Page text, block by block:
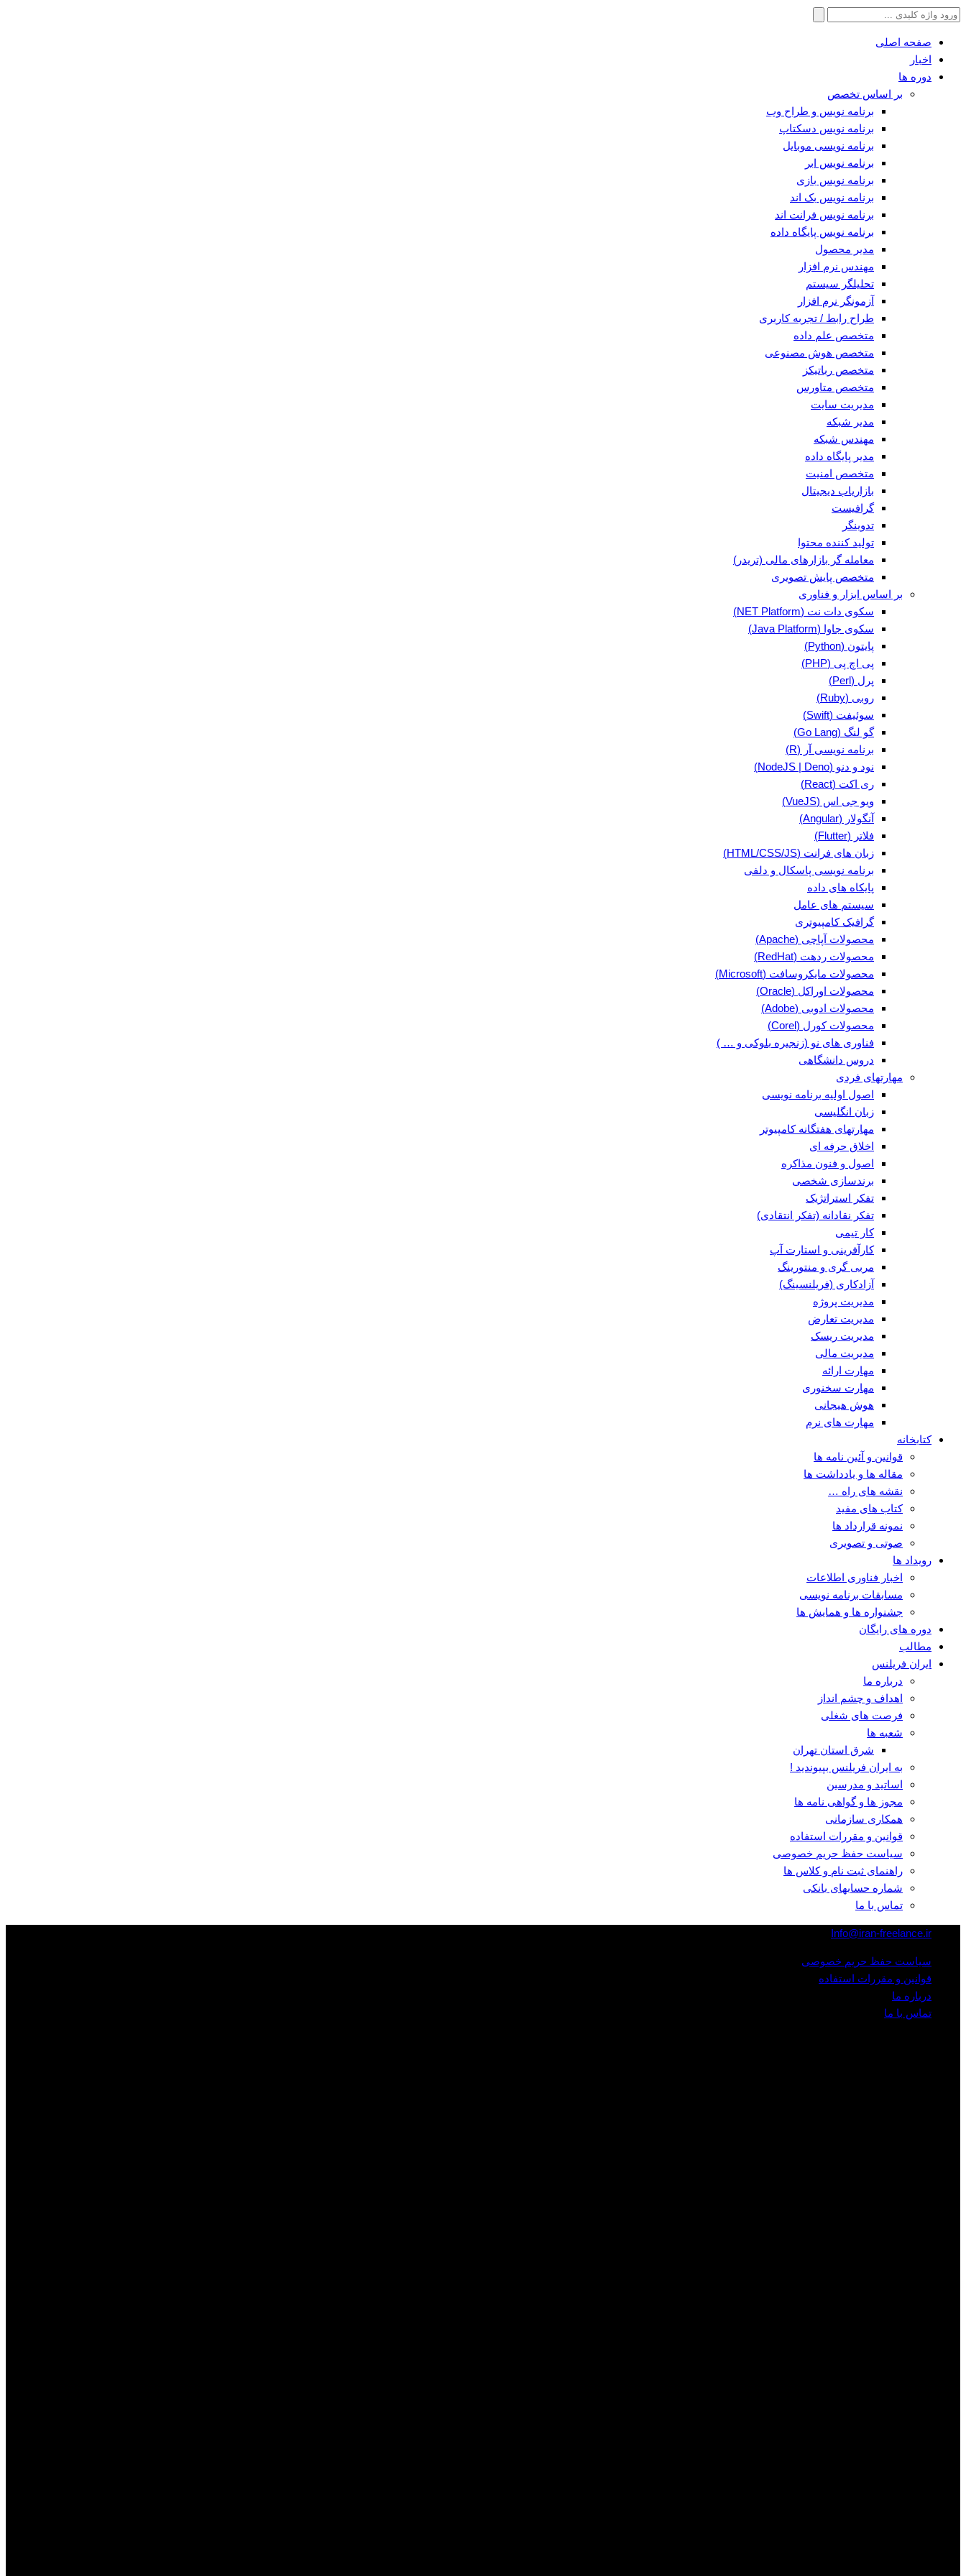
جستجو
صفحه اصلی
اخبار
دوره ها
بر اساس تخصص
برنامه نویس و طراح وب
برنامه نویس دسکتاپ
برنامه نویسی موبایل
برنامه نویس ابر
برنامه نویس بازی
برنامه نویس بک اند
برنامه نویس فرانت اند
برنامه نویس پایگاه داده
مدیر محصول
مهندس نرم افزار
تحلیلگر سیستم
آزمونگر نرم افزار
طراح رابط / تجربه کاربری
متخصص علم داده
متخصص هوش مصنوعی
متخصص رباتیکز
متخصص متاورس
مدیریت سایت
مدیر شبکه
مهندس شبکه
مدیر پایگاه داده
متخصص امنیت
بازاریاب دیجیتال
گرافیست
تدوینگر
تولید کننده محتوا
معامله گر بازارهای مالی (تریدر)
متخصص پایش تصویری
بر اساس ابزار و فناوری
سکوی دات نت (NET Platform)
سکوی جاوا (Java Platform)
پایتون (Python)
پی اچ پی (PHP)
پرل (Perl)
روبی (Ruby)
سوئیفت (Swift)
گو لنگ (Go Lang)
برنامه نویسی آر (R)
نود و دنو (NodeJS | Deno)
ری اکت (React)
ویو جی اس (VueJS)
آنگولار (Angular)
فلاتر (Flutter)
زبان های فرانت (HTML/CSS/JS)
برنامه نویسی پاسکال و دلفی
پایکاه های داده
سیستم های عامل
گرافیک کامپیوتری
محصولات آپاچی (Apache)
محصولات ردهت (RedHat)
محصولات مایکروسافت (Microsoft)
محصولات اوراکل (Oracle)
محصولات ادوبی (Adobe)
محصولات کورل (Corel)
فناوری های نو (زنجیره بلوکی و … )
دروس دانشگاهی
مهارتهای فردی
اصول اولیه برنامه نویسی
زبان انگلیسی
مهارتهای هفتگانه کامپیوتر
اخلاق حرفه ای
اصول و فنون مذاکره
برندسازی شخصی
تفکر استراتژیک
تفکر نقادانه (تفکر انتقادی)
کار تیمی
کارآفرینی و استارت آپ
مربی گری و منتورینگ
آزادکاری (فریلنسینگ)
مدیریت پروژه
مدیریت تعارض
مدیریت ریسک
مدیریت مالی
مهارت ارائه
مهارت سخنوری
هوش هیجانی
مهارت های نرم
کتابخانه
قوانین و آئین نامه ها
مقاله ها و یادداشت ها
نقشه های راه …
کتاب های مفید
نمونه قرارداد ها
صوتی و تصویری
رویداد ها
اخبار فناوری اطلاعات
مسابقات برنامه نویسی
جشنواره ها و همایش ها
دوره های رایگان
مطالب
ایران فریلنس
درباره ما
اهداف و چشم انداز
فرصت های شغلی
شعبه ها
شرق استان تهران
به ایران فریلنس بپیوندید !
اساتید و مدرسین
مجوز ها و گواهی نامه ها
همکاری سازمانی
قوانین و مقررات استفاده
سیاست حفظ حریم خصوصی
راهنمای ثبت نام و کلاس ها
شماره حسابهای بانکی
تماس با ما
Info@iran-freelance.ir
سیاست حفظ حریم خصوصی
قوانین و مقررات استفاده
درباره ما
تماس با ما